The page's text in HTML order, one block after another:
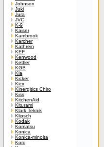
Johnson
Juki
Jura
JVC
K-9
Kaiser
Kambrook
Karcher
Kathrein
KEF
Kenwood
Kettler
KGB
Kia
Kicker
Kicx
Kinergitics Chiro
Kiss
KitchenAid
Kiturami
Klark Teknik
Klipsch
Kodak
Komatsu
Konica
Konica-minolta
Korg